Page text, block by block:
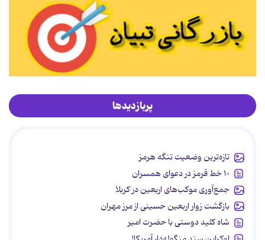
پربازدیدها
تازه‌ترین وضعیت تنگه هرمز
۱۰ خط قرمز در دعوای همسران
جمع‌آوری موکب‌های اربعین در کربلا
بازگشت زوار اربعین حسینی از مرز مهران
شاه کلید دوستی با حضرت امیر